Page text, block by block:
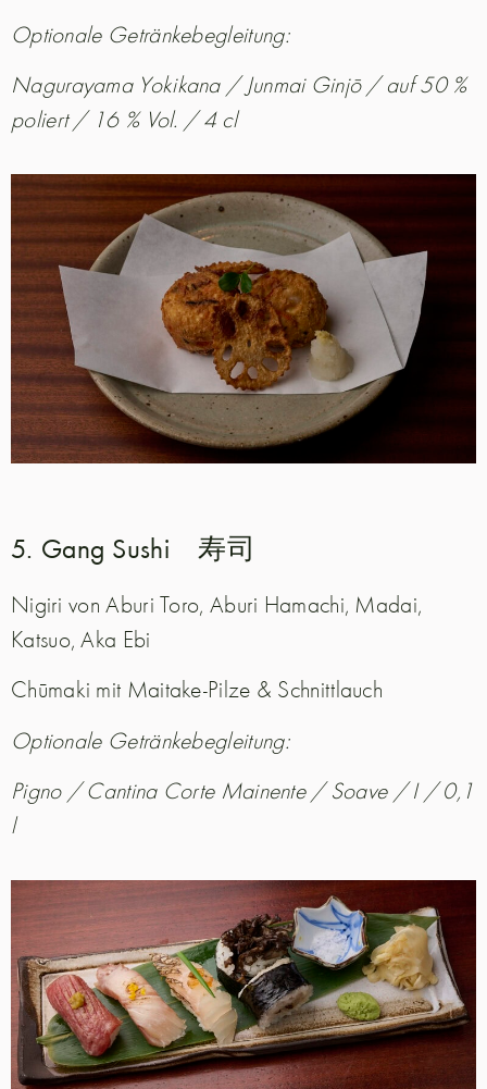
Optionale Getränkebegleitung:
Nagurayama Yokikana / Junmai Ginjō / auf 50 %
poliert / 16 % Vol. / 4 cl
5. Gang Sushi 寿司
Nigiri von Aburi Toro, Aburi Hamachi, Madai,
Katsuo, Aka Ebi
Chūmaki mit Maitake-Pilze & Schnittlauch
Optionale Getränkebegleitung:
Pigno / Cantina Corte Mainente / Soave / I / 0,1
l